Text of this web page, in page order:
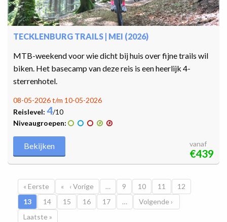
TECKLENBURG TRAILS | MEI (2026)
MTB-weekend voor wie dicht bij huis over fijne trails wil
biken. Het basecamp van deze reis is een heerlijk 4-
sterrenhotel.
08-05-2026 t/m 10-05-2026
Reislevel: 4/10
Niveaugroepen:
Bekijken vanaf
€439
Paginatie
Eerste pagina
« Eerste Vorige pagina
‹ Vorige … Pagina
9 Pagina
10 Pagina
11 Pagina
12
Huidige pagina
13 Pagina
14 Pagina
15 Pagina
16 Pagina
17 … Volgende pagina
Volgende ›
Laatste pagina
Laatste »